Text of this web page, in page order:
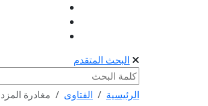
البحث المتقدم
الرئيسية الفتاوى مغادرة